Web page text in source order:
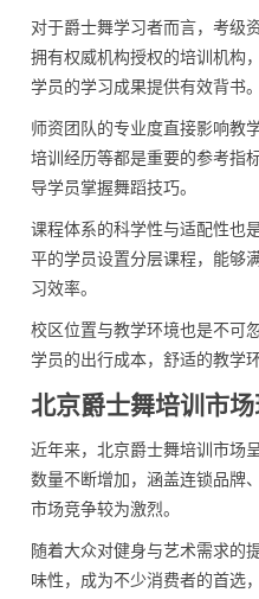
对于爵士舞学习者而言，考级
拥有权威机构授权的培训机构
学员的学习成果提供有效背书。
师资团队的专业度直接影响教
培训经历等都是重要的参考指
导学员掌握舞蹈技巧。
课程体系的科学性与适配性也
平的学员设置分层课程，能够
习效率。
校区位置与教学环境也是不可
学员的出行成本，舒适的教学
北京爵士舞培训市
近年来，北京爵士舞培训市场
数量不断增加，涵盖连锁品牌
市场竞争较为激烈。
随着大众对健身与艺术需求的
味性，成为不少消费者的首选